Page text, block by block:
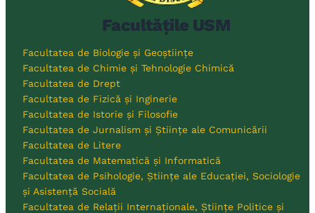
Facultățile USM
Facultatea de Biologie și Geoștiințe
Facultatea de Chimie și Tehnologie Chimică
Facultatea de Drept
Facultatea de Fizică și Inginerie
Facultatea de Istorie și Filosofie
Facultatea de Jurnalism și Științe ale Comunicării
Facultatea de Litere
Facultatea de Matematică și Informatică
Facultatea de Psihologie, Științe ale Educației, Sociologie
și Asistență Socială
Facultatea de Relații Internaționale, Științe Politice și